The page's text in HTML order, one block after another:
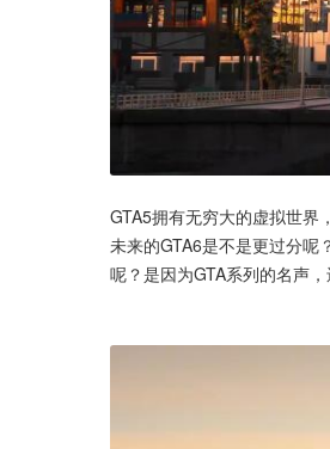
GTA5拥有无穷大的虚拟世界
未来的GTA6是不是更过分呢
呢？是因为GTA系列的名声